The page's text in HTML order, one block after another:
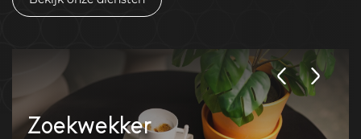
Zoekwekker